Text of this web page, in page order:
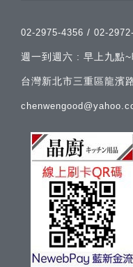
02-2975-4356 / 02-
週一到週六 : 早上九點
台灣新北市三重區龍濱